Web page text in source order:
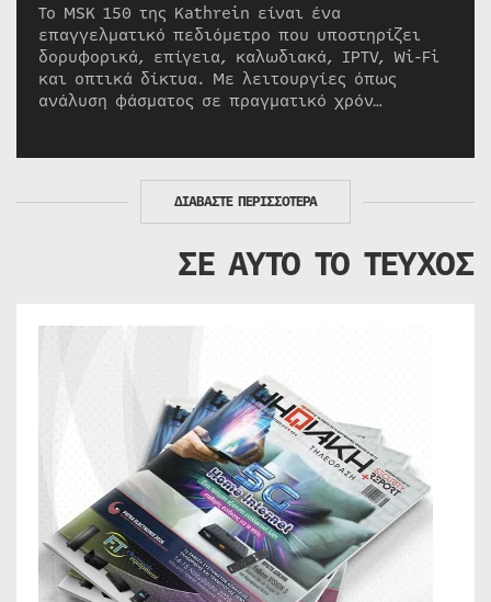
Το MSK 150 της Kathrein είναι ένα
επαγγελματικό πεδιόμετρο που υποστηρίζει
δορυφορικά, επίγεια, καλωδιακά, IPTV, Wi-Fi
και οπτικά δίκτυα. Με λειτουργίες όπως
ανάλυση φάσματος σε πραγματικό χρόν…
ΔΙΑΒΑΣΤΕ ΠΕΡΙΣΣΟΤΕΡΑ
ΣΕ ΑΥΤΟ ΤΟ ΤΕΥΧΟΣ